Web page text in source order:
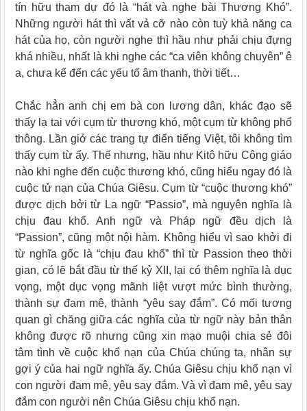
tín hữu tham dự đó là “hát và nghe bài Thương Khó”.
Những người hát thì vất vả cỡ nào còn tuỳ khả năng ca
hát của họ, còn người nghe thì hầu như phải chịu đựng
khá nhiều, nhất là khi nghe các “ca viên không chuyên” ê
a, chưa kể đến các yếu tố âm thanh, thời tiết…
Chắc hẳn anh chị em bà con lương dân, khác đạo sẽ
thấy lạ tai với cụm từ thương khó, một cụm từ không phổ
thông. Lần giở các trang tự điển tiếng Việt, tôi không tìm
thấy cụm từ ấy. Thế nhưng, hầu như Kitô hữu Công giáo
nào khi nghe đến cuộc thương khó, cũng hiểu ngay đó là
cuộc tử nạn của Chúa Giêsu. Cụm từ “cuộc thương khó”
được dịch bởi từ La ngữ “Passio”, mà nguyên nghĩa là
chịu đau khổ. Anh ngữ và Pháp ngữ đều dịch là
“Passion”, cũng một nội hàm. Không hiểu vì sao khởi đi
từ nghĩa gốc là “chịu đau khổ” thì từ Passion theo thời
gian, có lẽ bắt đầu từ thế kỷ XII, lại có thêm nghĩa là dục
vọng, một dục vọng mãnh liệt vượt mức bình thường,
thành sự đam mê, thành “yêu say đắm”. Có mối tương
quan gì chăng giữa các nghĩa của từ ngữ này bản thân
không được rõ nhưng cũng xin mạo muội chia sẻ đôi
tâm tình về cuộc khổ nạn của Chúa chúng ta, nhân sự
gợi ý của hai ngữ nghĩa ấy. Chúa Giêsu chịu khổ nạn vì
con người đam mê, yêu say đắm. Và vì đam mê, yêu say
đắm con người nên Chúa Giêsu chịu khổ nạn.